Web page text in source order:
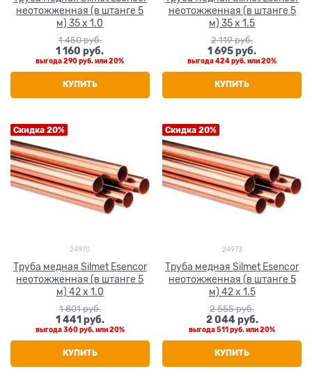
неотожженная (в штанге 5
м) 35 x 1.0
1 450 руб.
1 160 руб.
выгода290 руб.или20%
КУПИТЬ
неотожженная (в штанге 5
м) 35 x 1.5
2 119 руб.
1 695 руб.
выгода424 руб.или20%
КУПИТЬ
Скидка 20%
24970
Труба медная Silmet Esencor
неотожженная (в штанге 5
м) 42 x 1.0
1 801 руб.
1 441 руб.
выгода360 руб.или20%
КУПИТЬ
Скидка 20%
24973
Труба медная Silmet Esencor
неотожженная (в штанге 5
м) 42 x 1.5
2 555 руб.
2 044 руб.
выгода511 руб.или20%
КУПИТЬ